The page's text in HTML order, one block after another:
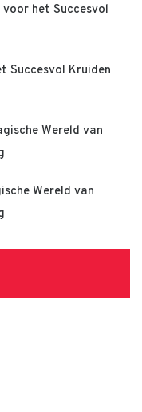
voor het Succesvol
Succesvol Kruiden
Wereld van
Wereld van